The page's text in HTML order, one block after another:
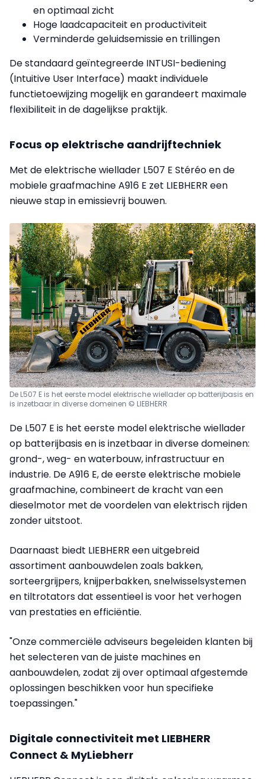
en optimaal zicht
Hoge laadcapaciteit en productiviteit
Verminderde geluidsemissie en trillingen
De standaard geïntegreerde INTUSI-bediening
(Intuitive User Interface) maakt individuele
functietoewijzing mogelijk en garandeert maximale
flexibiliteit in de dagelijkse praktijk.
Focus op elektrische aandrijftechniek
Met de elektrische wiellader L507 E Stéréo en de
mobiele graafmachine A916 E zet LIEBHERR een
nieuwe stap in emissievrij bouwen.
De L507 E is het eerste model elektrische wiellader op batterijbasis en
is inzetbaar in diverse domeinen © LIEBHERR
De L507 E is het eerste model elektrische wiellader
op batterijbasis en is inzetbaar in diverse domeinen:
grond-, weg- en waterbouw, infrastructuur en
industrie. De A916 E, de eerste elektrische mobiele
graafmachine, combineert de kracht van een
dieselmotor met de voordelen van elektrisch rijden
zonder uitstoot.
Daarnaast biedt LIEBHERR een uitgebreid
assortiment aanbouwdelen zoals bakken,
sorteergrijpers, knijperbakken, snelwisselsystemen
en tiltrotators dat essentieel is voor het verhogen
van prestaties en efficiëntie.
"Onze commerciële adviseurs begeleiden klanten bij
het selecteren van de juiste machines en
aanbouwdelen, zodat zij over optimaal afgestemde
oplossingen beschikken voor hun specifieke
toepassingen."
Digitale connectiviteit met LIEBHERR
Connect & MyLiebherr